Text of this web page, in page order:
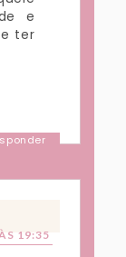
e
ter
19:35